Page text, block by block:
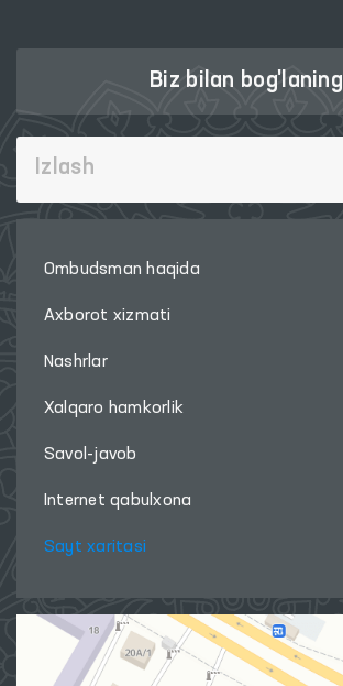
Biz bilan bog'laning
Ombudsman haqida
Axborot xizmati
Nashrlar
Xalqaro hamkorlik
Savol-javob
Internet qabulxona
Sayt xaritasi